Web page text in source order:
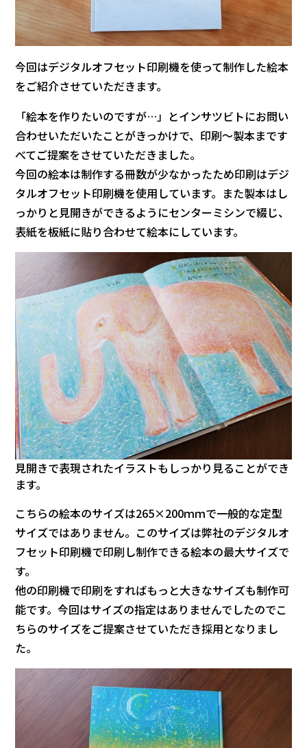
今回はデジタルオフセット印刷機を使って制作した絵本
をご紹介させていただきます。
「絵本を作りたいのですが…」とインサツビトにお問い
合わせいただいたことがきっかけで、印刷～製本まです
べてご提案をさせていただきました。
今回の絵本は制作する冊数が少なかったため印刷はデジ
タルオフセット印刷機を使用しています。また製本はし
っかりと見開きができるようにセンターミシンで綴じ、
表紙を板紙に貼り合わせて絵本にしています。
見開きで表現されたイラストもしっかり見ることができ
ます。
こちらの絵本のサイズは265×200ｍｍで一般的な定型
サイズではありません。このサイズは弊社のデジタルオ
フセット印刷機で印刷し制作できる絵本の最大サイズで
す。
他の印刷機で印刷をすればもっと大きなサイズも制作可
能です。今回はサイズの指定はありませんでしたのでこ
ちらのサイズをご提案させていただき採用となりまし
た。